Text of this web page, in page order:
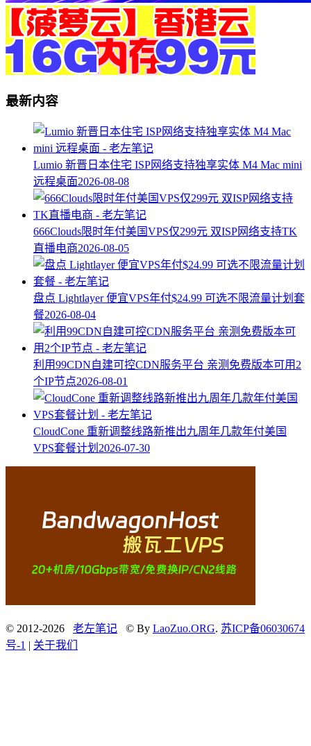
最新内容
Lumio 新晋日本住宅 ISP网络支持独享实体 M4 Mac mini
远程桌面2026-08-08
666Clouds限时年付美国VPS仅299元 双ISP网络支持TK
直播电商2026-08-05
盘点 Lightlayer 便宜VPS年付$24.99 可选不限流量计划套
餐2026-08-04
利用99CDN自建可控CDN服务平台 亲测免费版本可用2
个IP节点2026-08-01
CloudCone 重新调整线路新推出九周年几款年付美国
VPS套餐计划 2026-07-30
© 2012-2026 老左笔记 © By LaoZuo.ORG. 苏ICP备06030674
号-1 | 关于我们